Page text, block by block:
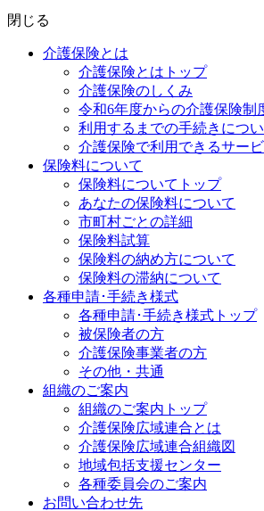
閉じる
介護保険とは
介護保険とはトップ
介護保険のしくみ
令和6年度からの介護保険制
利用するまでの手続きにつ
介護保険で利用できるサー
保険料について
保険料についてトップ
あなたの保険料について
市町村ごとの詳細
保険料試算
保険料の納め方について
保険料の滞納について
各種申請･手続き様式
各種申請･手続き様式トップ
被保険者の方
介護保険事業者の方
その他・共通
組織のご案内
組織のご案内トップ
介護保険広域連合とは
介護保険広域連合組織図
地域包括支援センター
各種委員会のご案内
お問い合わせ先